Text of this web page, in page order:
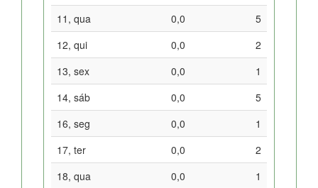
11, qua
0,0
5
12, qui
0,0
2
13, sex
0,0
1
14, sáb
0,0
5
16, seg
0,0
1
17, ter
0,0
2
18, qua
0,0
1